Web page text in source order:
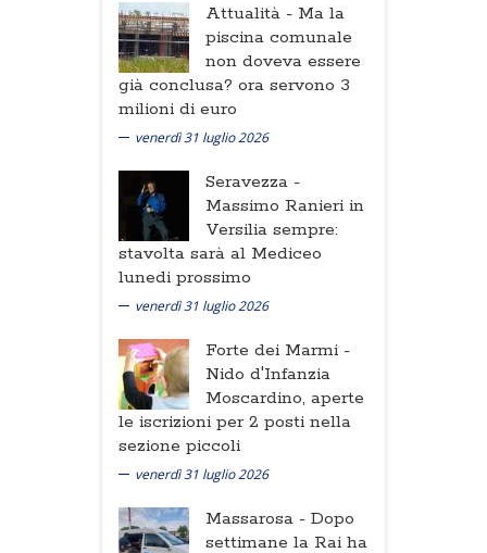
Attualità - Ma la
piscina comunale
non doveva essere
già conclusa? ora servono 3
milioni di euro
venerdì 31 luglio 2026
Seravezza -
Massimo Ranieri in
Versilia sempre:
stavolta sarà al Mediceo
lunedi prossimo
venerdì 31 luglio 2026
Forte dei Marmi -
Nido d'Infanzia
Moscardino, aperte
le iscrizioni per 2 posti nella
sezione piccoli
venerdì 31 luglio 2026
Massarosa - Dopo
settimane la Rai ha